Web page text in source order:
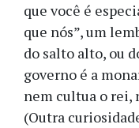
que você é
que nós”, um
do salto alto, ou
governo é a
nem cultua o rei,
(Outra